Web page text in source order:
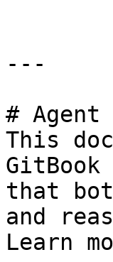
---
#
This
that
and
Learn